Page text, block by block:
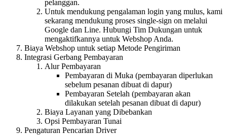
pelanggan.
Untuk mendukung pengalaman login yang mulus, kami
sekarang mendukung proses single-sign on melalui
Google dan Line. Hubungi Tim Dukungan untuk
mengaktifkannya untuk Webshop Anda.
Biaya Webshop untuk setiap Metode Pengiriman
Integrasi Gerbang Pembayaran
Alur Pembayaran
Pembayaran di Muka (pembayaran diperlukan
sebelum pesanan dibuat di dapur)
Pembayaran Setelah (pembayaran akan
dilakukan setelah pesanan dibuat di dapur)
Biaya Layanan yang Dibebankan
Opsi Pembayaran Tunai
Pengaturan Pencarian Driver